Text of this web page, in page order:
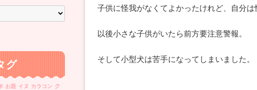
子供に怪我がなくてよかったけれど、自分
以後小さな子供がいたら前方要注意警報。
そして小型犬は苦手になってしまいました。
グ
お題 イヌ カラコン ク